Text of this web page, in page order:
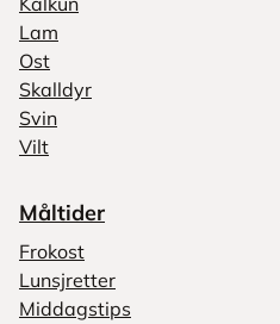
Lam
Ost
Skalldyr
Svin
Vilt
Måltider
Frokost
Lunsjretter
Middagstips